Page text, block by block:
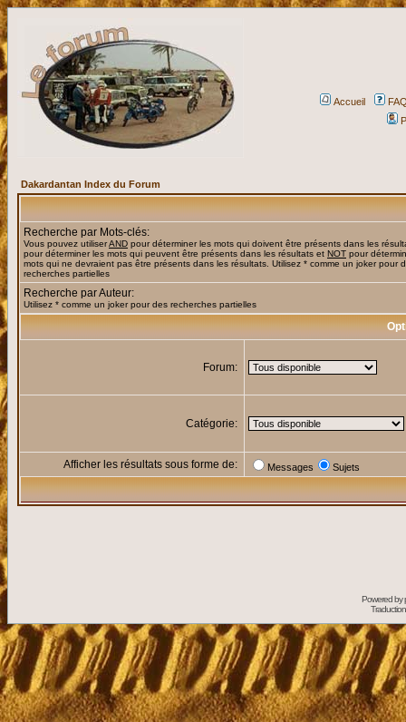
Accueil
Dakardantan Index du Forum
Recherche par Mots-clés:
Vous pouvez utiliserAND pour déterminer les mots qui doivent être présents dans les
pour déterminer les mots qui peuvent être présents dans les résultats et NOT pour
mots qui ne devraient pas être présents dans les résultats. Utilisez * comme un joker pour
recherches partielles
Recherche par Auteur:
Utilisez * comme un joker pour des recherches partielles
Forum:
Catégorie:
Afficher les résultats sous forme de: Messages Sujets
Powered by